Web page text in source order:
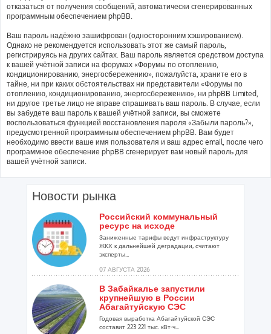
отказаться от получения сообщений, автоматически сгенерированных
программным обеспечением phpBB.
Ваш пароль надёжно зашифрован (односторонним хэшированием).
Однако не рекомендуется использовать этот же самый пароль,
регистрируясь на других сайтах. Ваш пароль является средством доступа
к вашей учётной записи на форумах «Форумы по отоплению,
кондиционированию, энергосбережению», пожалуйста, храните его в
тайне, ни при каких обстоятельствах ни представители «Форумы по
отоплению, кондиционированию, энергосбережению», ни phpBB Limited,
ни другое третье лицо не вправе спрашивать ваш пароль. В случае, если
вы забудете ваш пароль к вашей учётной записи, вы сможете
воспользоваться функцией восстановления пароля «Забыли пароль?»,
предусмотренной программным обеспечением phpBB. Вам будет
необходимо ввести ваше имя пользователя и ваш адрес email, после чего
программное обеспечение phpBB сгенерирует вам новый пароль для
вашей учётной записи.
Новости рынка
Российский коммунальный
ресурс на исходе
Заниженные тарифы ведут инфраструктуру
ЖКХ к дальнейшей деградации, считают
эксперты...
07 АВГУСТА 2026
В Забайкалье запустили
крупнейшую в России
Абагайтуйскую СЭС
Годовая выработка Абагайтуйской СЭС
составит 223 221 тыс. кВт-ч...